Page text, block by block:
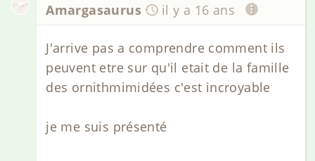
Amargasaurus il y a 16 ans
J'arrive pas a comprendre comment ils
peuvent etre sur qu'il etait de la famille
des ornithmimidées c'est incroyable
je me suis présenté